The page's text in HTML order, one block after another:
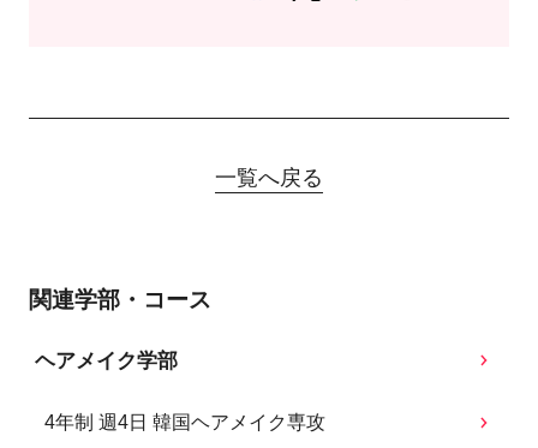
一覧へ戻る
関連学部・コース
ヘアメイク学部
4年制 週4日 韓国ヘアメイク専攻